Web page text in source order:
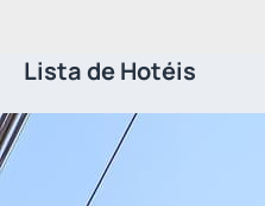
Lista de Hotéis